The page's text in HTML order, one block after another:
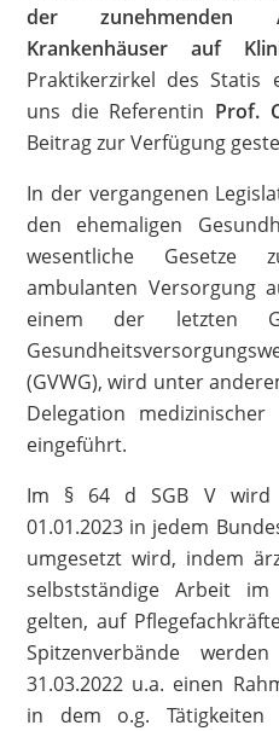
der zunehmenden
Krankenhäuser auf
Praktikerzirkel des Statis
uns die Referentin Prof.
Beitrag zur Verfügung
In der vergangenen
den ehemaligen
wesentliche Gesetze
ambulanten Versorgung
einem der letzten
(GVWG), wird unter
Delegation
eingeführt.
Im § 64 d SGB V wird
01.01.2023 in jedem
umgesetzt wird, indem
selbstständige Arbeit
gelten, auf
Spitzenverbände
31.03.2022 u.a. einen
in dem o.g. Tätigkeiten